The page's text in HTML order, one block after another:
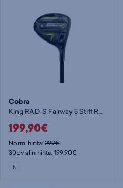
Cobra
King RAD-S Fairway 5 Stiff RH - miesten väyläpuut
199,90€
Norm. hinta:299€
30pv alin hinta: 199,90€
5